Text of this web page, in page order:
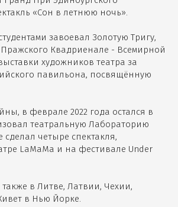
«Сон в летнюю ночь».
завоевал Золотую Тригу,
Квадриенале - Всемирной
художников театра за
павильона, посвящённую
в феврале 2022 года остался в
театральную Лабораторию
сделал четыре спектакля,
LaMaMa и на фестивале Under
также в Литве, Латвии, Чехии,
в Нью Йорке.